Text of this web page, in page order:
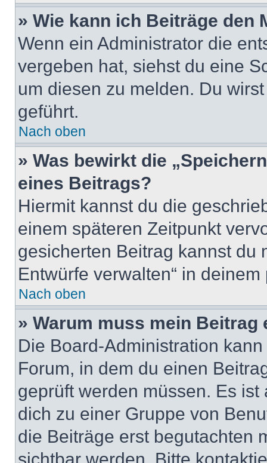
» Wie kann ich Beiträge den
Wenn ein Administrator die
vergeben hat, siehst du eine
um diesen zu melden. Du
geführt.
Nach oben
» Was bewirkt die
eines Beitrags?
Hiermit kannst du die
einem späteren Zeitpunkt
gesicherten Beitrag kannst du
Entwürfe verwalten“ in
Nach oben
» Warum muss mein
Die Board-Administration
Forum, in dem du einen
geprüft werden müssen. Es
dich zu einer Gruppe von
die Beiträge erst begutachten